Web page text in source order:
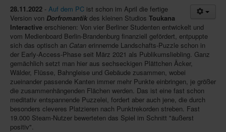
SpieleMag
Infos
Shop
Download spielbox Special 2025
Newsletter
Spieledatenbank
Premium login
28.11.2022 - Auf dem PC ist schon im April die fertige
Version von Dorfromantik des kleinen Studios Toukana
Interactive erschienen: Von vier Berliner Studenten entwickelt und
vom Medienboard Berlin-Brandenburg finanziell gefördert, entpuppte
sich das optisch an Catan erinnernde Landschafts-Puzzle schon in
der Early-Access-Phase seit März 2021 als Publikumsliebling. Ganz
gemächlich setzt man hier aus sechseckigen Plättchen Äcker,
Wälder, Flüsse, Bahngleise und Gebäude zusammen, wobei
zueinander passende Kanten immer mehr Punkte einbringen, je größer
die zusammenhängenden Flächen werden. Das ist eine fast schon
meditativ entspannende Puzzelei, fordert aber auch jene, die durch
besonders cleveres Platzieren nach Punktrekorden streben. Fast
19.000 Steam-Nutzer bewerteten das Spiel im Schnitt "äußerst
positiv".